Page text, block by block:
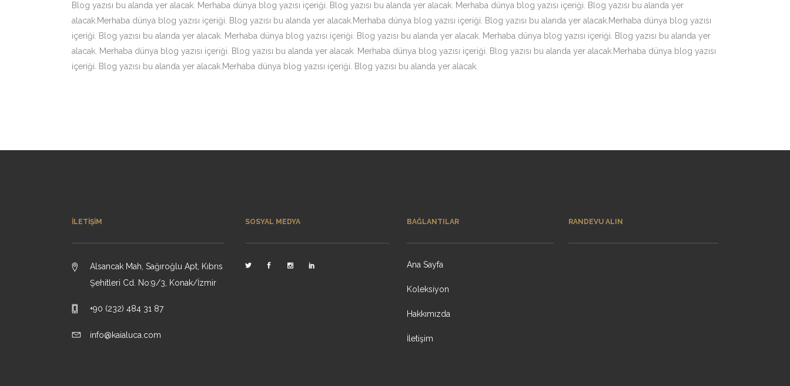
Blog yazısı bu alanda yer alacak. Merhaba dünya blog yazısı içeriği. Blog yazısı bu alanda yer alacak. Merhaba dünya blog yazısı içeriği. Blog yazısı bu alanda yer
alacak.Merhaba dünya blog yazısı içeriği. Blog yazısı bu alanda yer alacak.Merhaba dünya blog yazısı içeriği. Blog yazısı bu alanda yer alacak.Merhaba dünya blog yazısı
içeriği. Blog yazısı bu alanda yer alacak. Merhaba dünya blog yazısı içeriği. Blog yazısı bu alanda yer alacak. Merhaba dünya blog yazısı içeriği. Blog yazısı bu alanda yer
alacak. Merhaba dünya blog yazısı içeriği. Blog yazısı bu alanda yer alacak. Merhaba dünya blog yazısı içeriği. Blog yazısı bu alanda yer alacak.Merhaba dünya blog yazısı
içeriği. Blog yazısı bu alanda yer alacak.Merhaba dünya blog yazısı içeriği. Blog yazısı bu alanda yer alacak.
İLETIŞIM
Alsancak Mah, Sağıroğlu Apt, Kıbrıs
Şehitleri Cd. No:9/3, Konak/İzmir
+90 (232) 484 31 87
info@kaialuca.com
SOSYAL MEDYA BAĞLANTILAR
Ana Sayfa
Koleksiyon
Hakkımızda
İletişim
RANDEVU ALIN